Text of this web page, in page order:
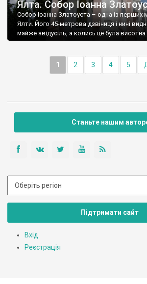
Ялта. Собор Іоанна
Собор Іоанна Златоуста – одна із перших
Ялти. Його 45-метрова дзвіниця і нині
майже звідусіль, а колись це була висотна
1 2 3 4 5
Станьте нашим
Підтримати сайт
Вхід
Реєстрація